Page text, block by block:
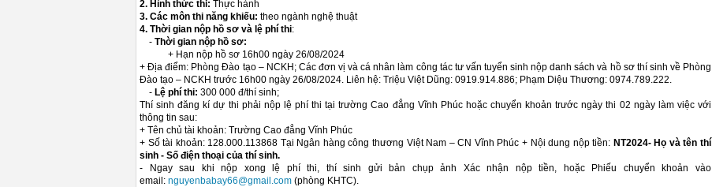
2. Hình thức thi: Thực hành
3. Các môn thi năng khiếu: theo ngành nghệ thuật
4. Thời gian nộp hồ sơ và lệ phí thi:
- Thời gian nộp hồ sơ:
+ Hạn nộp hồ sơ 16h00 ngày 26/08/2024
+ Địa điểm: Phòng Đào tạo – NCKH; Các đơn vị và cá nhân làm công tác tư vấn tuyển sinh nộp danh sách và hồ sơ thí sinh về Phòng
Đào tạo – NCKH trước 16h00 ngày 26/08/2024. Liên hệ: Triệu Việt Dũng: 0919.914.886; Phạm Diệu Thương: 0974.789.222.
- Lệ phí thi: 300 000 đ/thí sinh;
Thí sinh đăng kí dự thi phải nộp lệ phí thi tại trường Cao đẳng Vĩnh Phúc hoặc chuyển khoản trước ngày thi 02 ngày làm việc với
thông tin sau:
+ Tên chủ tài khoản: Trường Cao đẳng Vĩnh Phúc
+ Số tài khoản: 128.000.113868 Tại Ngân hàng công thương Việt Nam – CN Vĩnh Phúc + Nội dung nộp tiền: NT2024- Họ và tên thí
sinh - Số điện thoại của thí sinh.
- Ngay sau khi nộp xong lệ phí thi, thí sinh gửi bản chụp ảnh Xác nhận nộp tiền, hoặc Phiếu chuyển khoản vào
email: nguyenbabay66@gmail.com (phòng KHTC).